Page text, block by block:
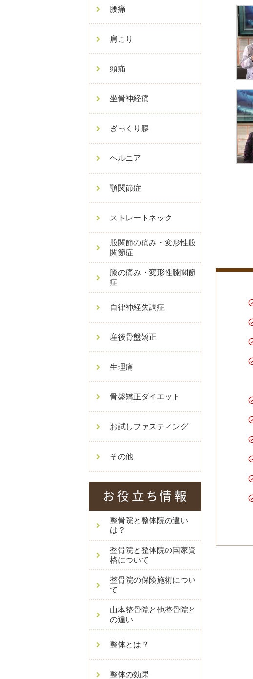
腰痛
肩こり
頭痛
坐骨神経痛
ぎっくり腰
ヘルニア
顎関節症
ストレートネック
股関節の痛み・変形性股
関節症
膝の痛み・変形性膝関節
症
自律神経失調症
産後骨盤矯正
生理痛
骨盤矯正ダイエット
お試しファスティング
その他
整骨院と整体院の違い
は？
整骨院と整体院の国家資
格について
整骨院の保険施術につい
て
山本整骨院と他整骨院と
の違い
整体とは？
整体の効果